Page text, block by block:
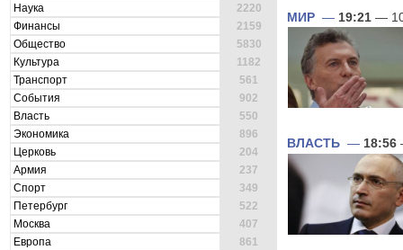
Наука
2220
Финансы
2159
Общество
5830
Культура
1182
Транспорт
561
События
902
Власть
550
Экономика
896
Церковь
204
Армия
237
Спорт
349
Петербург
522
Москва
407
Европа
861
МИР — 19:21 —
ВЛАСТЬ — 18:56